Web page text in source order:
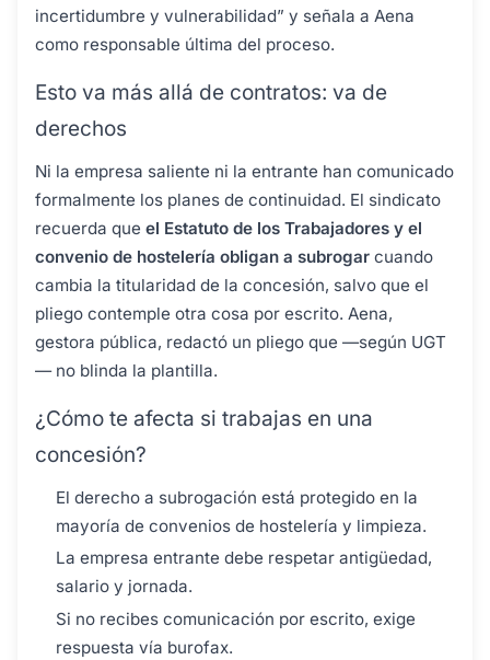
incertidumbre y vulnerabilidad” y señala a Aena
como responsable última del proceso.
Esto va más allá de contratos: va de
derechos
Ni la empresa saliente ni la entrante han comunicado
formalmente los planes de continuidad. El sindicato
recuerda que el Estatuto de los Trabajadores y el
convenio de hostelería obligan a subrogar cuando
cambia la titularidad de la concesión, salvo que el
pliego contemple otra cosa por escrito. Aena,
gestora pública, redactó un pliego que —según UGT
— no blinda la plantilla.
¿Cómo te afecta si trabajas en una
concesión?
El derecho a subrogación está protegido en la
mayoría de convenios de hostelería y limpieza.
La empresa entrante debe respetar antigüedad,
salario y jornada.
Si no recibes comunicación por escrito, exige
respuesta vía burofax.